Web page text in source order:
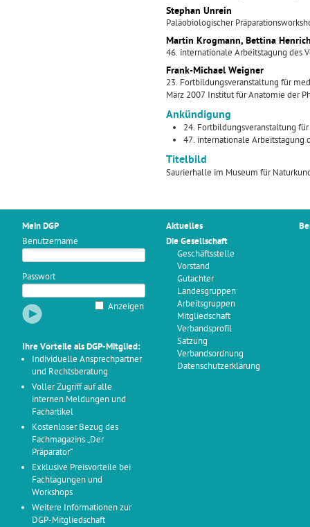
Stephan Unrein
Paläobiologischer
Martin Krogmann, Bettina
46. internationale Arbeitstagung des
Frank-Michael Weigner
23. Fortbildungsveranstaltung für
März 2007 Institut für Anatomie der
Ankündigung
24. Fortbildungsveranstaltung
47. internationale Arbeitstagung
Titelbild
Saurierhalle im Museum für
Mein DGP
Benutzername
Passwort
Anzeigen
Ihre Vorteile als DGP-Mitglied:
Individuelle Ansprechpartner
und Rechtsberatung
Voller Zugriff auf alle
internen Meldungen und
Fachartikel
Kostenloser Bezug des
Fachmagazins „Der
Präparator“
Exklusive Preisvorteile bei
Fachtagungen und
Workshops
Weitere Informationen zur
DGP-Mitgliedschaft
Aktuelles
Die Gesellschaft
Geschäftsstelle
Vorstand
Gutachter
Landesgruppen
Arbeitsgruppen
Mitgliedschaft
Verbandsprofil
Satzung
Verbandsordnung
Datenschutzerklärung